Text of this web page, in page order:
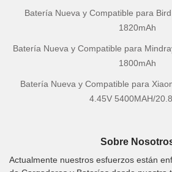
Batería Nueva y Compatible para
1820mAh
Batería Nueva y Compatible para
1800mAh
Batería Nueva y Compatible para
4.45V 5400MAH/
Sobre
Actualmente nuestros esfuerzos están